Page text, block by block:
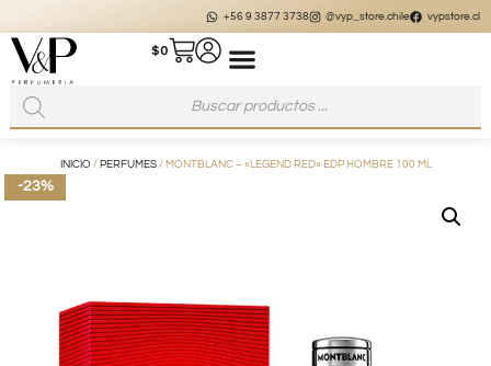
+56 9 3877 3738 @vyp_store.chile vypstore.cl
$0
INICIO / PERFUMES/ MONTBLANC – «LEGEND RED» EDP HOMBRE 100 ML
-23%